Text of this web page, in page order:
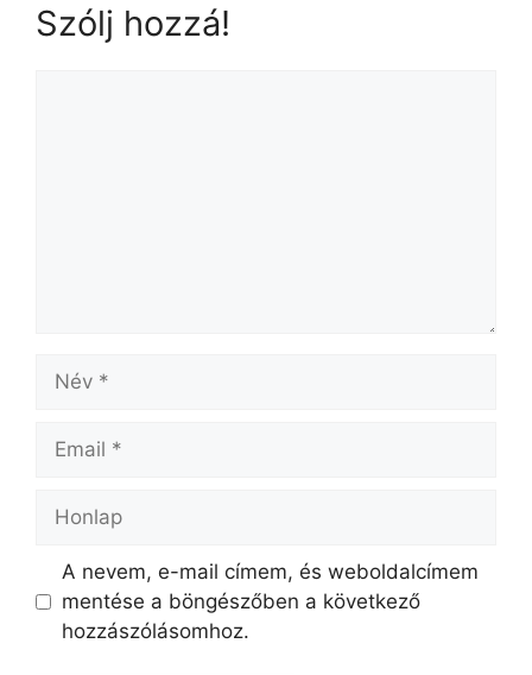
Szólj hozzá!
A nevem, e-mail címem, és weboldalcímem
mentése a böngészőben a következő
hozzászólásomhoz.